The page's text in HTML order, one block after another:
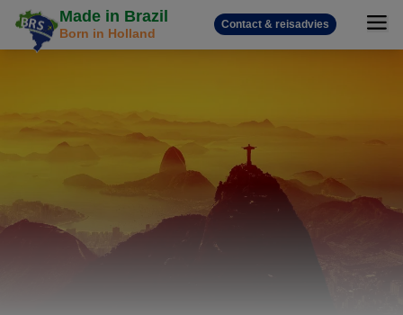
Made in Brazil
Born in Holland
Contact & reisadvies